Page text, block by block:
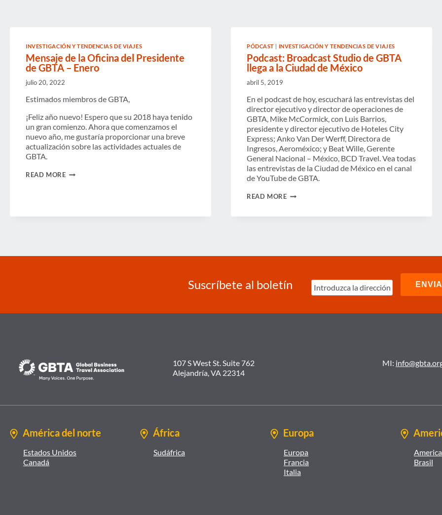
INVESTIGACIÓN Y TENDENCIAS DE VIAJES
Mensaje de la Oficina del Presidente
de GBTA – Enero
julio 20, 2022
Estimados miembros de GBTA,
¡Feliz año nuevo! Espero que su 2018 haya tenido
un gran comienzo. Ahora que comenzamos el
nuevo año, me gustaría proporcionar una breve
actualización sobre las actividades actuales de
GBTA.
READ MOREMENSAJE
PÓDCAST | INVESTIGACIÓN Y TENDENCIAS DE VIAJES
Podcast: Broadcast Studio de GBTA
llega a la Ciudad de México
abril 5, 2019
En el podcast de hoy, escuchará las entrevistas del
director ejecutivo y director de operaciones de
GBTA, Mike McCormick, con Luis Barrios,
presidente y director ejecutivo de Hoteles City
Express; Anko Van Der Werff, Directora de
Ingresos, Aeroméxico; y Beat Wille, Gerente
General Nacional – México, BCD Travel. Vea todas
las entrevistas de la Ciudad de México en el canal
de YouTube de GBTA.
READ MOREPODCAST:
DE
CIUDAD
Suscríbete al boletín
107 S West St. Suite 762
Alejandría, VA 22314
MI:
América del norte
Estados Unidos
Canadá
África
Sudáfrica
Europa
Europa
Francia
Italia
Brasil